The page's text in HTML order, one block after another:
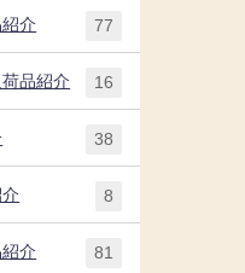
介 77
品紹介 16
38
8
介 81